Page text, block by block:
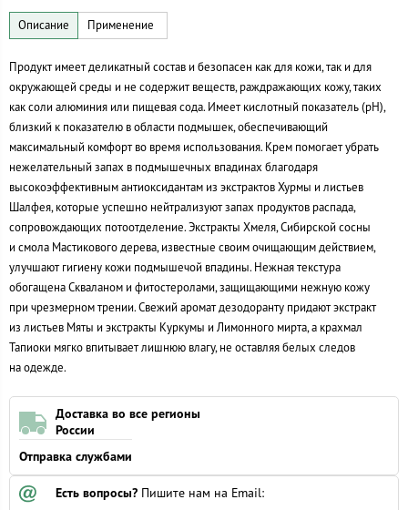
Продукт имеет деликатный состав и безопасен как для кожи, так и для
окружающей среды и не содержит веществ, раждражающих кожу, таких
как соли алюминия или пищевая сода. Имеет кислотный показатель (рН),
близкий к показателю в области подмышек, обеспечивающий
максимальный комфорт во время использования. Крем помогает убрать
нежелательный запах в подмышечных впадинах благодаря
высокоэффективным антиоксидантам из экстрактов Хурмы и листьев
Шалфея, которые успешно нейтрализуют запах продуктов распада,
сопровождающих потоотделение. Экстракты Хмеля, Сибирской сосны
и смола Мастикового дерева, известные своим очищающим действием,
улучшают гигиену кожи подмышечой впадины. Нежная текстура
обогащена Скваланом и фитостеролами, защищающими нежную кожу
при чрезмерном трении. Свежий аромат дезодоранту придают экстракт
из листьев Мяты и экстракты Куркумы и Лимонного мирта, а крахмал
Тапиоки мягко впитывает лишнюю влагу, не оставляя белых следов
на одежде.
Доставка во все регионы
России
Отправка службами
Есть вопросы? Пишите нам на Email: